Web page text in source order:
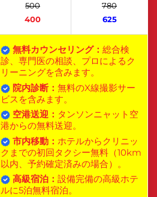
500
400
780
625
無料カウンセリング： 総合検
診、専門医の相談、プロによるク
リーニングを含みます。
院内診断： 無料のX線撮影サー
ビスを含みます。
空港送迎： タンソンニャット空
港からの無料送迎。
市内移動： ホテルからクリニッ
クまでの初回タクシー無料（10km
以内、予約確定済みの場合）。
高級宿泊： 設備完備の高級ホテ
ルに5泊無料宿泊。